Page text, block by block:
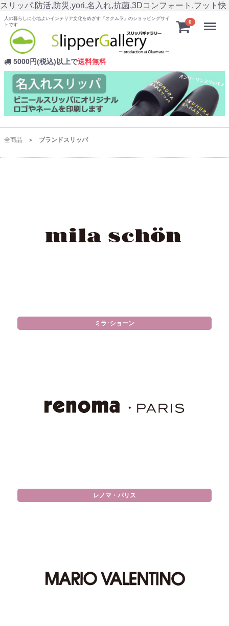
スリッパ,防活,防災,yori,名入れ,抗菌,3Dコンフォート,フット快
人の暮らしに心地よいインテリア文化をめざす『オクムラ』のショッピングサイ
トです
5000円(税込)以上で送料無料
0 Menu
全商品 ブランドスリッパ
ミラ･ショーン
レノマ・パリス